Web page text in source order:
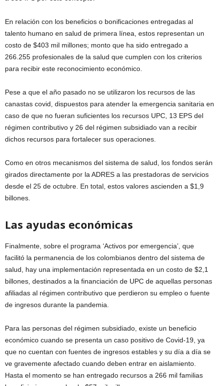
En relación con los beneficios o bonificaciones entregadas al
talento humano en salud de primera línea, estos representan un
costo de $403 mil millones; monto que ha sido entregado a
266.255 profesionales de la salud que cumplen con los criterios
para recibir este reconocimiento económico.
Pese a que el año pasado no se utilizaron los recursos de las
canastas covid, dispuestos para atender la emergencia sanitaria en
caso de que no fueran suficientes los recursos UPC, 13 EPS del
régimen contributivo y 26 del régimen subsidiado van a recibir
dichos recursos para fortalecer sus operaciones.
Como en otros mecanismos del sistema de salud, los fondos serán
girados directamente por la ADRES a las prestadoras de servicios
desde el 25 de octubre. En total, estos valores ascienden a $1,9
billones.
Las ayudas económicas
Finalmente, sobre el programa ‘Activos por emergencia’, que
facilitó la permanencia de los colombianos dentro del sistema de
salud, hay una implementación representada en un costo de $2,1
billones, destinados a la financiación de UPC de aquellas personas
afiliadas al régimen contributivo que perdieron su empleo o fuente
de ingresos durante la pandemia.
Para las personas del régimen subsidiado, existe un beneficio
económico cuando se presenta un caso positivo de Covid-19, ya
que no cuentan con fuentes de ingresos estables y su día a día se
ve gravemente afectado cuando deben entrar en aislamiento.
Hasta el momento se han entregado recursos a 266 mil familias